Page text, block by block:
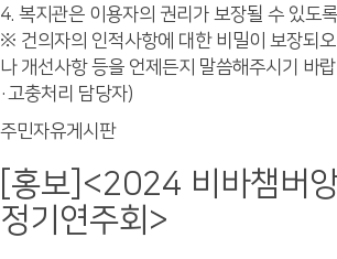
4. 복지관은 이용자의 권리가 보장될 수 있도
※ 건의자의 인적사항에 대한 비밀이 보장되
나 개선사항 등을 언제든지 말씀해주시기 바
·고충처리 담당자)
주민자유게시판
[홍보]<2024 비바챔버
정기연주회>